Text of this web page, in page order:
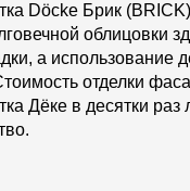
Döcke Брик
облицовки
а использование
отделки
Дёке в десятки